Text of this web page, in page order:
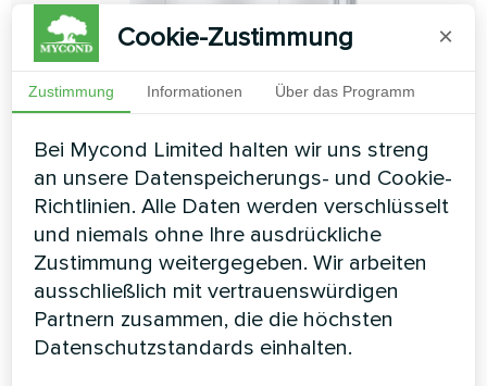
Lüftungsanlage BreezMe HP
Serie
ein werkseitig vorbereitetes Gerät mit einem
reversiblen Wärmepumpensystem. Durch die richtige
Konfiguration des Rotationswärmetauschers in
Kombination mit der Wärmepumpe entsteht ein
optimiertes Wärmerückgewinnungssystem, das eine
optimale Effizienz sowohl bei der Heiz- als auch bei der
Cookie-Zustimmung ×
Zustimmung Informationen Über das Programm
Bei Mycond Limited halten wir uns streng
an unsere Datenspeicherungs- und Cookie-
Richtlinien. Alle Daten werden verschlüsselt
und niemals ohne Ihre ausdrückliche
Zustimmung weitergegeben. Wir arbeiten
ausschließlich mit vertrauenswürdigen
Partnern zusammen, die die höchsten
Datenschutzstandards einhalten.